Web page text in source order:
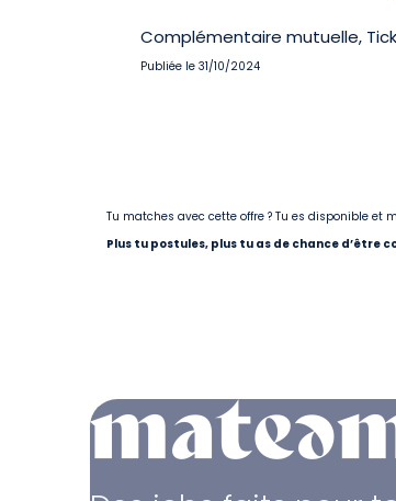
Complémentaire mutuelle,
Publiée le 31/10/2024
Tu matches avec cette offre ? Tu es disponible
Plus tu postules, plus tu as de chance d’être